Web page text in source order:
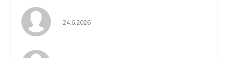
Hodnocení obchodu je 5 z 5 hvězdiček.
24.6.2026